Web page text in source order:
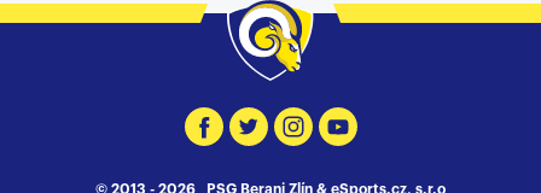
© 2013 - 2026 PSG Berani Zlín & eSports.cz, s.r.o